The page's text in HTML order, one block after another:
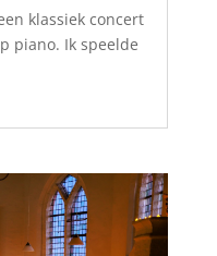
klassiek concert
piano. Ik speelde